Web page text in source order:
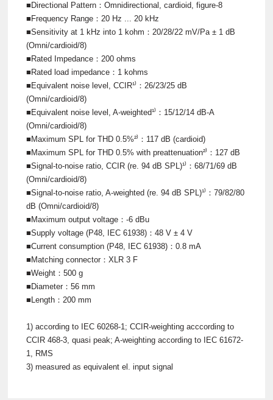
■Directional Pattern：Omnidirectional, cardioid, figure-8
■Frequency Range：20 Hz ... 20 kHz
■Sensitivity at 1 kHz into 1 kohm：20/28/22 mV/Pa ± 1 dB
(Omni/cardioid/8)
■Rated Impedance：200 ohms
■Rated load impedance：1 kohms
■Equivalent noise level, CCIR¹⁾：26/23/25 dB
(Omni/cardioid/8)
■Equivalent noise level, A-weighted¹⁾：15/12/14 dB-A
(Omni/cardioid/8)
■Maximum SPL for THD 0.5%²⁾：117 dB (cardioid)
■Maximum SPL for THD 0.5% with preattenuation²⁾：127 dB
■Signal-to-noise ratio, CCIR (re. 94 dB SPL)¹⁾：68/71/69 dB
(Omni/cardioid/8)
■Signal-to-noise ratio, A-weighted (re. 94 dB SPL)¹⁾：79/82/80
dB (Omni/cardioid/8)
■Maximum output voltage：-6 dBu
■Supply voltage (P48, IEC 61938)：48 V ± 4 V
■Current consumption (P48, IEC 61938)：0.8 mA
■Matching connector：XLR 3 F
■Weight：500 g
■Diameter：56 mm
■Length：200 mm
1) according to IEC 60268-1; CCIR-weighting acccording to
CCIR 468-3, quasi peak; A-weighting according to IEC 61672-
1, RMS
3) measured as equivalent el. input signal